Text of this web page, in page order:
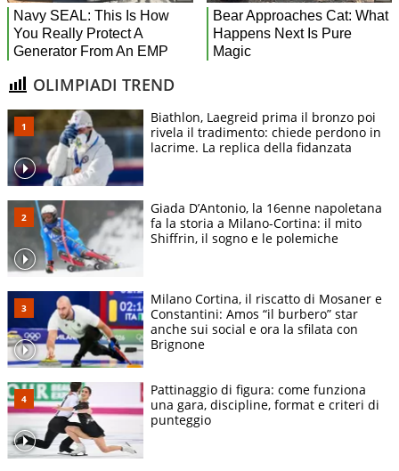
OLIMPIADI TREND
Biathlon, Laegreid prima il bronzo poi
rivela il tradimento: chiede perdono in
lacrime. La replica della fidanzata
Giada D’Antonio, la 16enne napoletana
fa la storia a Milano-Cortina: il mito
Shiffrin, il sogno e le polemiche
Milano Cortina, il riscatto di Mosaner e
Constantini: Amos “il burbero” star
anche sui social e ora la sfilata con
Brignone
Pattinaggio di figura: come funziona
una gara, discipline, format e criteri di
punteggio